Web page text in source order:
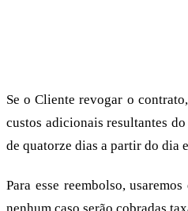
Se o Cliente revogar o
custos adicionais resultantes
de quatorze dias a partir do dia
Para esse reembolso,